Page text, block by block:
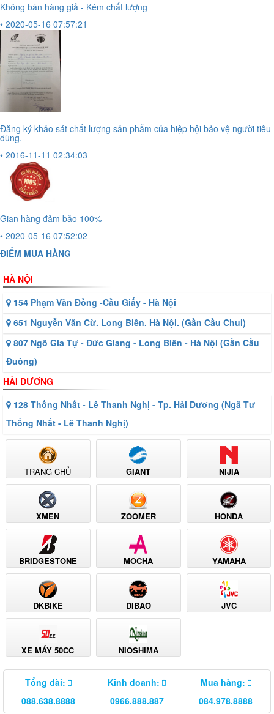
Không bán hàng giả - Kém chất lượng
• 2020-05-16 07:57:21
Đăng ký khảo sát chất lượng sản phẩm của hiệp hội bảo vệ người tiêu
dùng.
• 2016-11-11 02:34:03
Gian hàng đảm bảo 100%
• 2020-05-16 07:52:02
ĐIỂM MUA HÀNG
HÀ NỘI
154 Phạm Văn Đồng -Cầu Giấy - Hà Nội
651 Nguyễn Văn Cừ. Long Biên. Hà Nội. (Gần Cầu Chui)
807 Ngô Gia Tự - Đức Giang - Long Biên - Hà Nội (Gần Cầu
Đuông)
HẢI DƯƠNG
128 Thống Nhất - Lê Thanh Nghị - Tp. Hải Dương (Ngã Tư
Thống Nhất - Lê Thanh Nghị)
TRANG CHỦ GIANT NIJIA
XMEN ZOOMER HONDA
BRIDGESTONE MOCHA YAMAHA
DKBIKE DIBAO JVC
XE MÁY 50CC NIOSHIMA
Tổng đài:
088.638.8888
Kinh doanh:
0966.888.887
Mua hàng:
084.978.8888